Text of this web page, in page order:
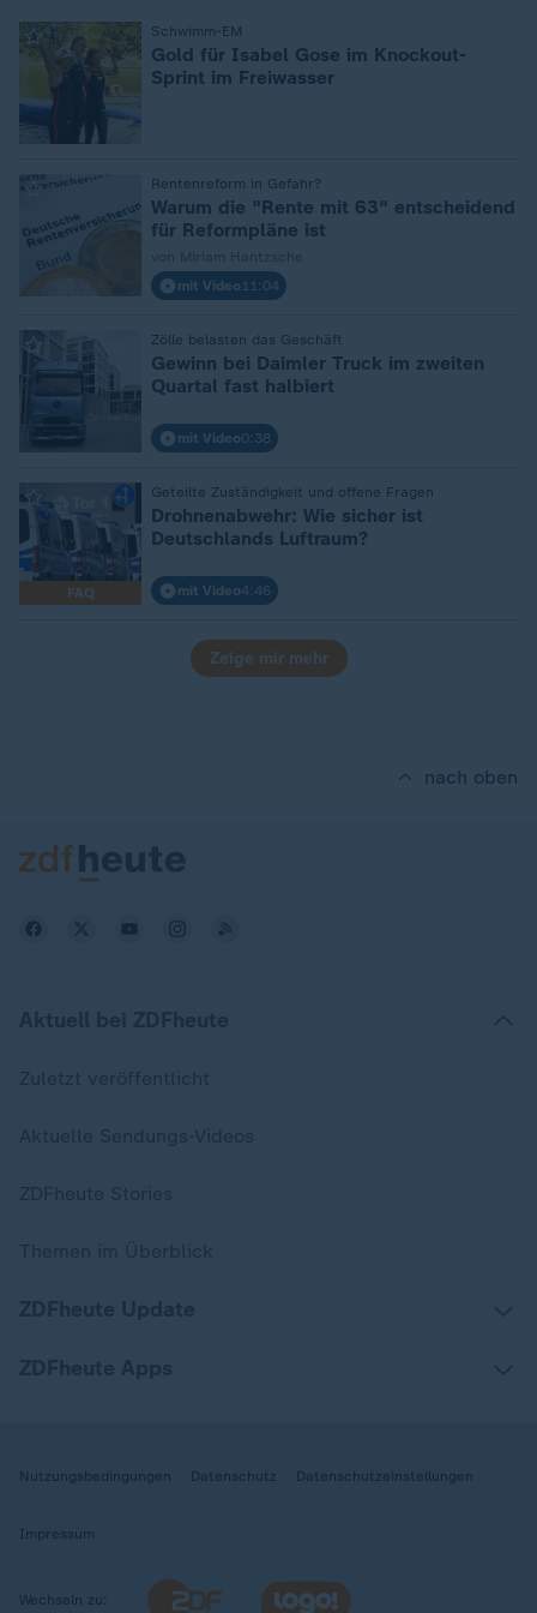
Schwimm-EM
:
Gold für Isabel Gose im Knockout-
Sprint im Freiwasser
Rentenreform in Gefahr?
:
Warum die "Rente mit 63" entscheidend
für Reformpläne ist
mit Video 11:04
Zölle belasten das Geschäft
:
Gewinn bei Daimler Truck im zweiten
Quartal fast halbiert
mit Video0:38
FAQ
Geteilte Zuständigkeit und offene Fragen
:
Drohnenabwehr: Wie sicher ist
Deutschlands Luftraum?
mit Video4:46
Zeige mir mehr
nach oben
Nutzungsbedingungen Datenschutz Datenschutzeinstellungen
Impressum
Wechseln zu: